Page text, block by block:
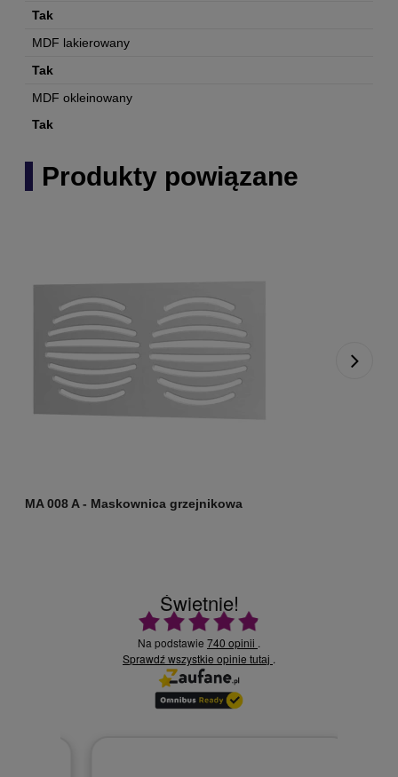
Tak
MDF lakierowany
Tak
MDF okleinowany
Tak
Produkty powiązane
MA 008 A - Maskownica grzejnikowa
Świetnie!
Ocena średnia 4.9 na 5
Na podstawie 740 opinii .
Sprawdź wszystkie opinie tutaj .